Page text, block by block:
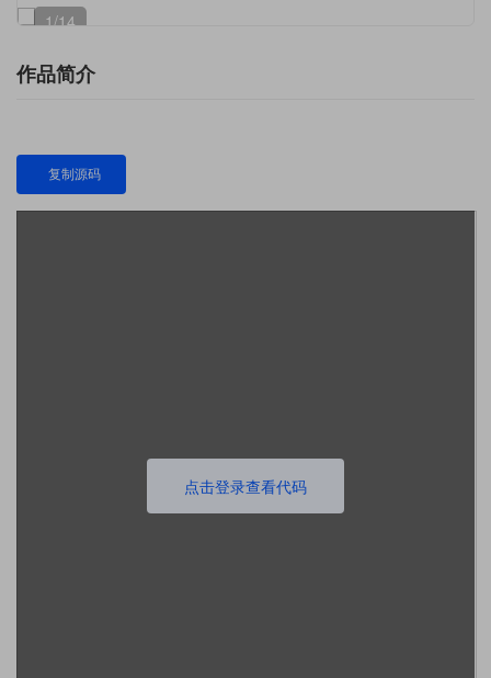
1/14
作品简介
复制源码
点击登录查看代码